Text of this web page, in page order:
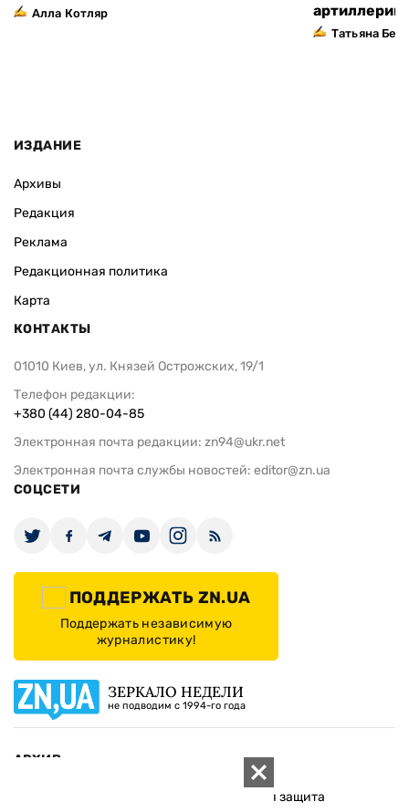
Алла Котляр
Татьяна
ИЗДАНИЕ
Архивы
Редакция
Реклама
Редакционная политика
Карта
КОНТАКТЫ
01010 Киев, ул. Князей Острожских, 19/1
Телефон редакции:
+380 (44) 280-04-85
Электронная почта редакции: zn94@ukr.net
Электронная почта службы новостей: editor@zn.ua
СОЦСЕТИ
ПОДДЕРЖАТЬ ZN.UA
Поддержать независимую
журналистику!
ЗЕРКАЛО НЕДЕЛИ
не подводим с 1994-го года
АРХИВ
Социальная защита